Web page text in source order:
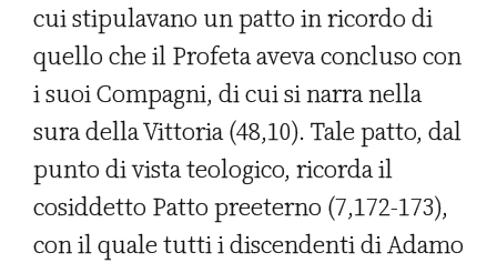
cui stipulavano un patto in ricordo di
quello che il Profeta aveva concluso con
i suoi Compagni, di cui si narra nella
sura della Vittoria (48,10). Tale patto, dal
punto di vista teologico, ricorda il
cosiddetto Patto preeterno (7,172-173),
con il quale tutti i discendenti di Adamo